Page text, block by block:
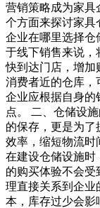
营销策略成为家具
个方面来探讨家具
企业在哪里选择仓
于线下销售来说，
快到达门店，增加
消费者近的仓库，
企业应根据自身的
点。 二、仓储设
的保存，更是为
效率，缩短物流时
在建设仓储设施时
的购买体验不会受
理直接关系到企业
本，库存过少会影